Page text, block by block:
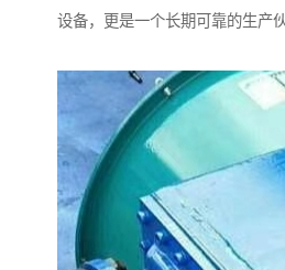
设备，更是一个长期可靠的生产伙